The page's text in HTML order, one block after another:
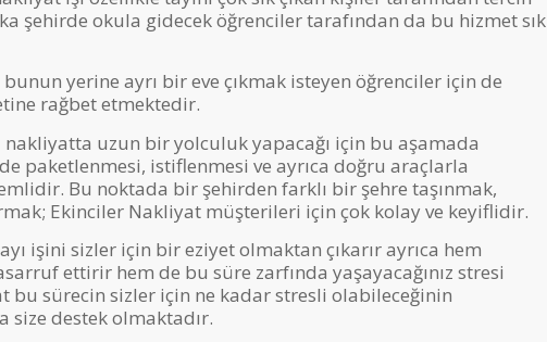
şehirde okula gidecek öğrenciler tarafından da bu hizmet sık
yerine ayrı bir eve çıkmak isteyen öğrenciler için de
rağbet etmektedir.
nakliyatta uzun bir yolculuk yapacağı için bu aşamada
paketlenmesi, istiflenmesi ve ayrıca doğru araçlarla
Bu noktada bir şehirden farklı bir şehre taşınmak,
Ekinciler Nakliyat müşterileri için çok kolay ve keyiflidir.
işini sizler için bir eziyet olmaktan çıkarır ayrıca hem
ettirir hem de bu süre zarfında yaşayacağınız stresi
bu sürecin sizler için ne kadar stresli olabileceğinin
size destek olmaktadır.